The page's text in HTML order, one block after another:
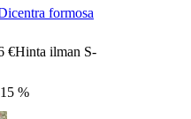
formosa
€Hinta ilman S-
%